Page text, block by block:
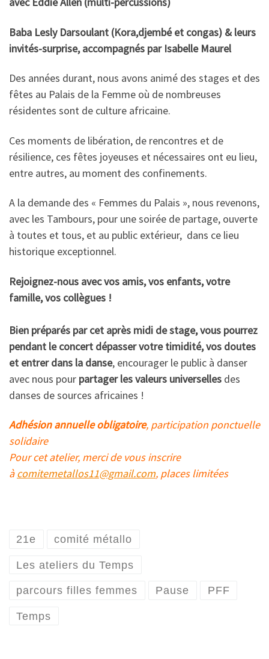
Baba Lesly Darsoulant (Kora,djembé et congas) & leurs
invités-surprise, accompagnés par Isabelle Maurel
Des années durant, nous avons animé des stages et des
fêtes au Palais de la Femme où de nombreuses
résidentes sont de culture africaine.
Ces moments de libération, de rencontres et de
résilience, ces fêtes joyeuses et nécessaires ont eu lieu,
entre autres, au moment des confinements.
A la demande des « Femmes du Palais », nous revenons,
avec les Tambours, pour une soirée de partage, ouverte
à toutes et tous, et au public extérieur, dans ce lieu
historique exceptionnel.
Rejoignez-nous avec vos amis, vos enfants, votre
famille, vos collègues !
Bien préparés par cet après midi de stage, vous pourrez
pendant le concert dépasser votre timidité, vos doutes
et entrer dans la danse, encourager le public à danser
avec nous pour partager les valeurs universelles des
danses de sources africaines !
Adhésion annuelle obligatoire, participation ponctuelle
solidaire
Pour cet atelier, merci de vous inscrire
àcomitemetallos11@gmail.com, places limitées
21e comité métallo
Les ateliers du Temps
parcours filles femmes Pause PFF
Temps